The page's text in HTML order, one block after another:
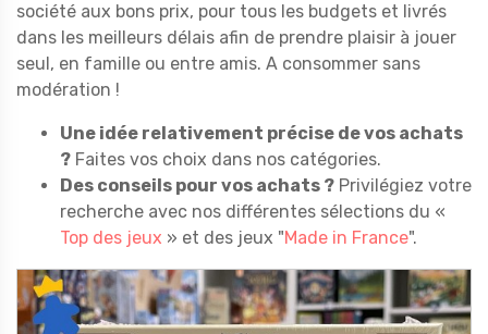
société aux bons prix, pour tous les budgets et livrés
dans les meilleurs délais afin de prendre plaisir à jouer
seul, en famille ou entre amis. A consommer sans
modération !
Une idée relativement précise de vos achats
? Faites vos choix dans nos catégories.
Des conseils pour vos achats ? Privilégiez votre
recherche avec nos différentes sélections du «
Top des jeux » et des jeux "Made in France".